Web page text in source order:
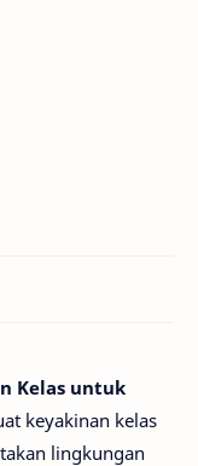
Kelas untuk
keyakinan kelas
lingkungan